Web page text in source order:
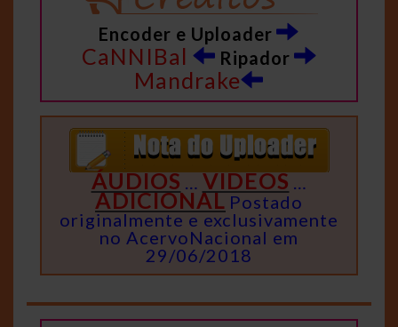
Encoder e Uploader
CaNNIBal Ripador
Mandrake
ÁUDIOS … VIDEOS …
ADICIONAL Postado
originalmente e exclusivamente
no AcervoNacional em
29/06/2018